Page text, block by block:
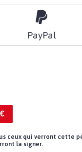
PayPal
ceux qui verront cette
la signer.